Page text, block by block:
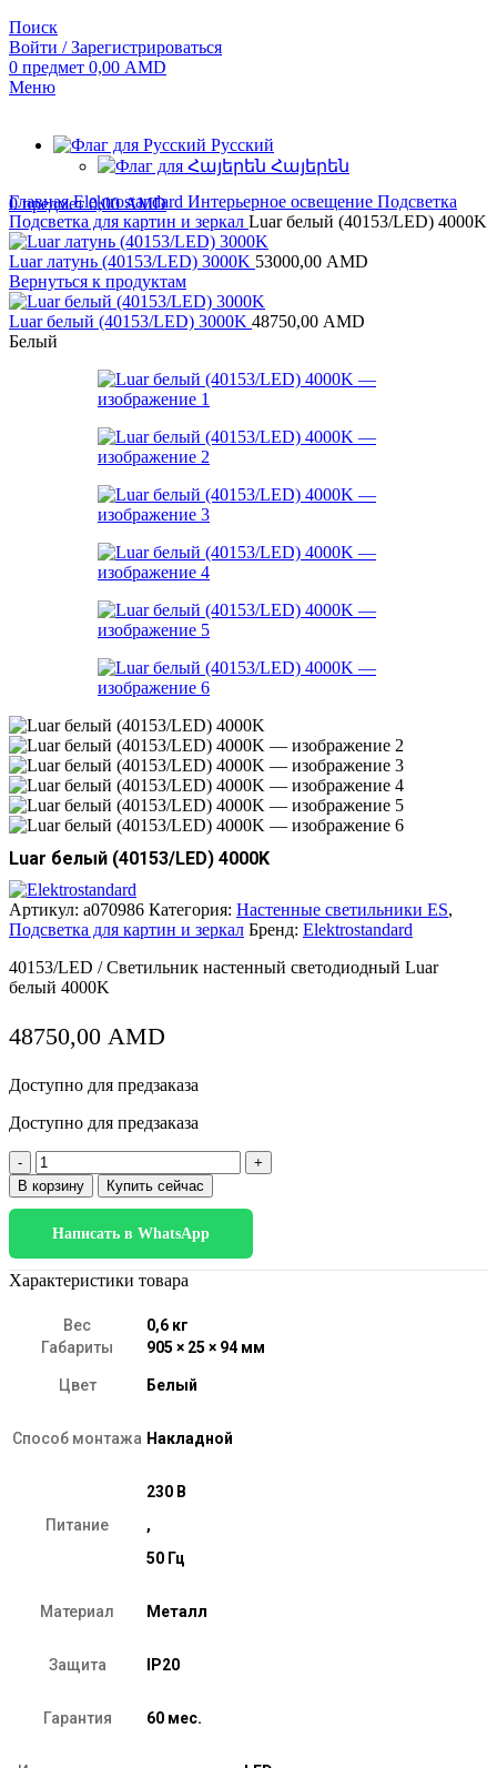
Поиск
Войти / Зарегистрироваться
0 предмет 0,00 AMD
Меню
Русский
Հայերեն
0предмет 0,00AMD
ГлавнаяElektrostandard Интерьерное освещение Подсветка
Подсветка для картин и зеркал Luar белый (40153/LED) 4000K
Luar латунь (40153/LED) 3000K 53000,00 AMD
Вернуться к продуктам
Luar белый (40153/LED) 3000K 48750,00 AMD
Белый
Luar белый (40153/LED) 4000K
Артикул: a070986 Категория: Настенные светильники ES,
Подсветка для картин и зеркал Бренд: Elektrostandard
40153/LED / Светильник настенный светодиодный Luar
белый 4000K
48750,00 AMD
Доступно для предзаказа
Доступно для предзаказа
Количество
товара
Luar
(40153/LED)
4000K
В корзину Купить сейчас
Написать в WhatsApp
Характеристики товара
Вес
0,6 кг
Габариты
905 × 25 × 94 мм
Цвет Белый
Способ монтажа Накладной
Питание
230 В
,
50 Гц
Материал Металл
Защита IP20
Гарантия 60 мес.